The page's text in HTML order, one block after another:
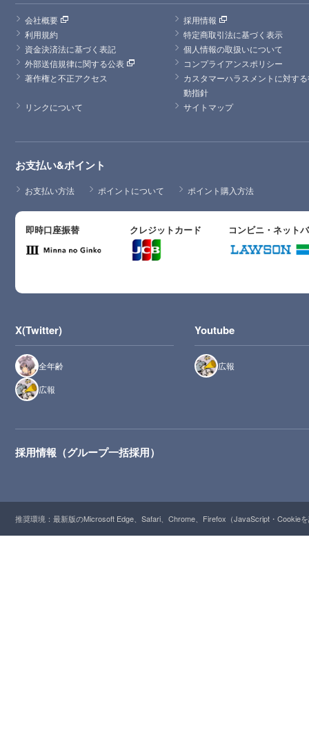
会社概要
採用情報
利用規約
特定商取引法に基づく表示
資金決済法に基づく表記
個人情報の取扱いについて
外部送信規律に関する公表
コンプライアンスポリシー
著作権と不正アクセス
カスタマーハラスメントに対す
動指針
リンクについて
サイトマップ
お支払い&ポイント
お支払い方法 ポイントについて ポイント購入方法
即時口座振替 クレジットカード コンビニ・ネット
X(Twitter)
全年齢
広報
Youtube
広報
採用情報（グループ一括採用）
推奨環境：最新版のMicrosoft Edge、Safari、Chrome、Firefox（JavaScript・Cookie